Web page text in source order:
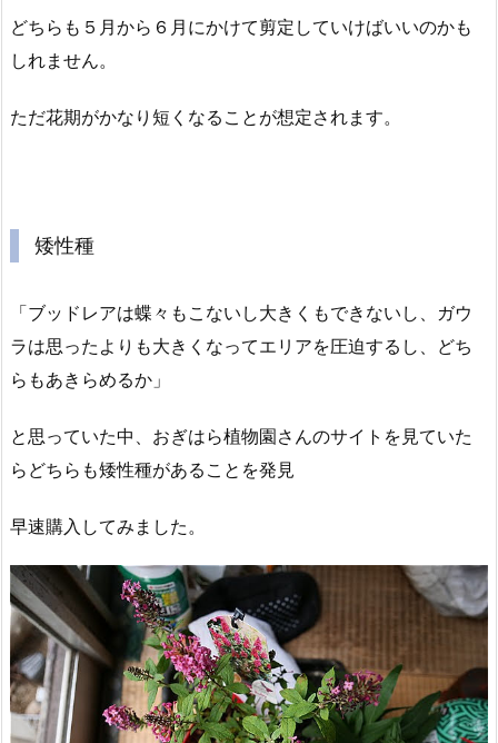
どちらも５月から６月にかけて剪定していけばいいのかも
しれません。
ただ花期がかなり短くなることが想定されます。
矮性種
「ブッドレアは蝶々もこないし大きくもできないし、ガウ
ラは思ったよりも大きくなってエリアを圧迫するし、どち
らもあきらめるか」
と思っていた中、おぎはら植物園さんのサイトを見ていた
らどちらも矮性種があることを発見
早速購入してみました。